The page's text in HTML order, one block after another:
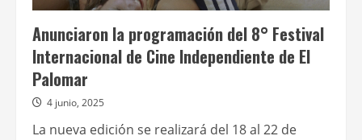
Anunciaron la programación del 8° Festival
Internacional de Cine Independiente de El
Palomar
4 junio, 2025
La nueva edición se realizará del 18 al 22 de